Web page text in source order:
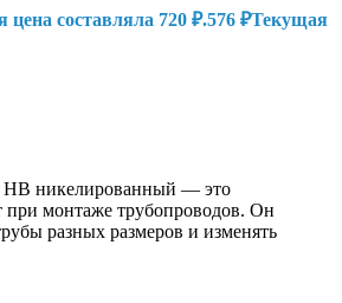
цена составляла 720 ₽.576 ₽Текущая
НВ никелированный — это
при монтаже трубопроводов. Он
разных размеров и изменять